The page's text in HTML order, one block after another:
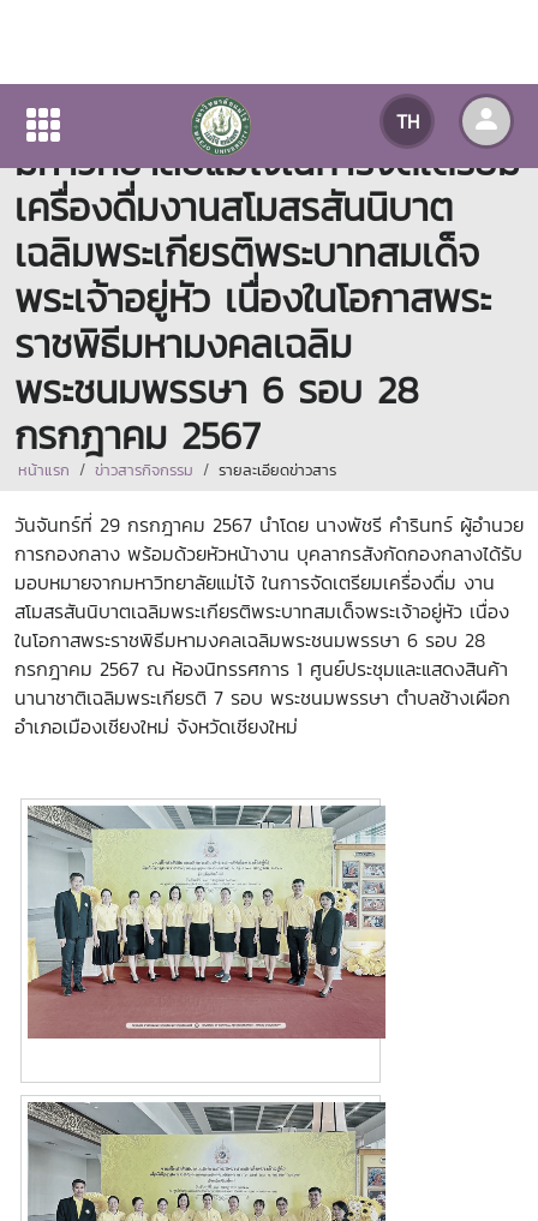
TH
กองกลางได้รับมอบหมายจาก
มหาวิทยาลัยแม่โจ้ในการจัดเตรียม
เครื่องดื่มงานสโมสรสันนิบาต
เฉลิมพระเกียรติพระบาทสมเด็จ
พระเจ้าอยู่หัว เนื่องในโอกาสพระ
ราชพิธีมหามงคลเฉลิม
พระชนมพรรษา 6 รอบ 28
กรกฎาคม 2567
หน้าแรก ข่าวสารกิจกรรม รายละเอียดข่าวสาร
วันจันทร์ที่ 29 กรกฎาคม 2567 นำโดย นางพัชรี คำรินทร์ ผู้อำนวย
การกองกลาง พร้อมด้วยหัวหน้างาน บุคลากรสังกัดกองกลางได้รับ
มอบหมายจากมหาวิทยาลัยแม่โจ้ ในการจัดเตรียมเครื่องดื่ม งาน
สโมสรสันนิบาตเฉลิมพระเกียรติพระบาทสมเด็จพระเจ้าอยู่หัว เนื่อง
ในโอกาสพระราชพิธีมหามงคลเฉลิมพระชนมพรรษา 6 รอบ 28
กรกฎาคม 2567 ณ ห้องนิทรรศการ 1 ศูนย์ประชุมและแสดงสินค้า
นานาชาติเฉลิมพระเกียรติ 7 รอบ พระชนมพรรษา ตำบลช้างเผือก
อำเภอเมืองเชียงใหม่ จังหวัดเชียงใหม่